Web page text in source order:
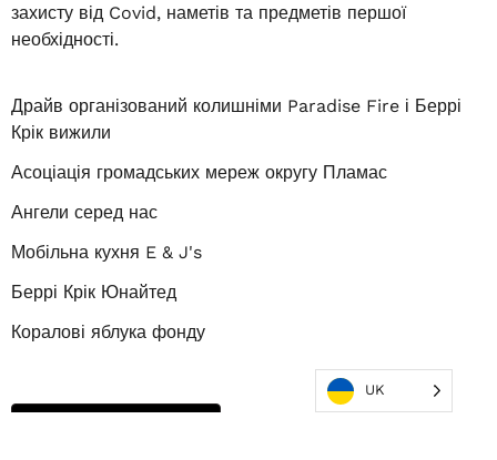
захисту від Covid, наметів та предметів першої
необхідності.
Драйв організований колишніми Paradise Fire і Беррі
Крік вижили
Асоціація громадських мереж округу Пламас
Ангели серед нас
Мобільна кухня E & J's
Беррі Крік Юнайтед
Коралові яблука фонду
UK